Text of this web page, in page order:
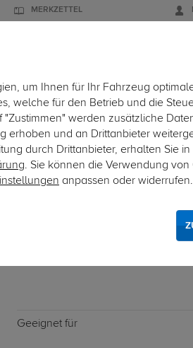
MERKZETTEL
ZUBEHÖR EINBAUSERVICE
Art.-Nr. aCI216-5
Westfalia Anhängerkupplung
abnehmbares Automatiksystem von
Geeignet für
um Ihnen für Ihr Fahrzeug
welche für den Betrieb und die
werden zusätzliche
erhoben und an Drittanbieter
durch Drittanbieter, erhalten Sie in
. Sie können die Verwendung von
anpassen oder widerrufen.